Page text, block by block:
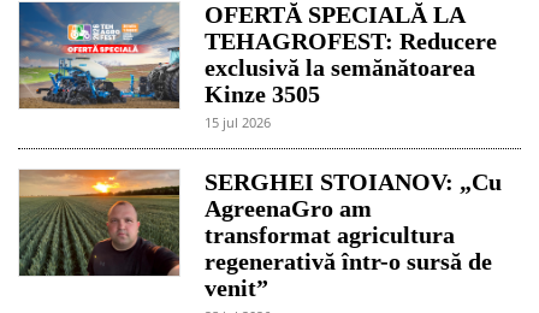
OFERTĂ SPECIALĂ LA
TEHAGROFEST: Reducere
exclusivă la semănătoarea
Kinze 3505
15 jul 2026
SERGHEI STOIANOV: „Cu
AgreenaGro am
transformat agricultura
regenerativă într-o sursă de
venit”